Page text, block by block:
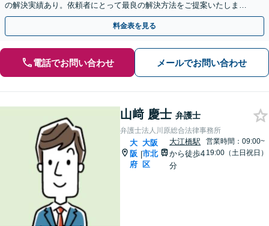
の解決実績あり。依頼者にとって最良の解決方法をご提案いたします
【初回面談無料】
料金表を見る
電話でお問い合わせ メールでお問い合わせ
山﨑 慶士 弁護士
弁護士法人川原総合法律事務所
大
阪
府
|
大阪
市北
区
大江橋駅
から徒歩4
分
営業時間：09:00~
19:00（土日祝日）